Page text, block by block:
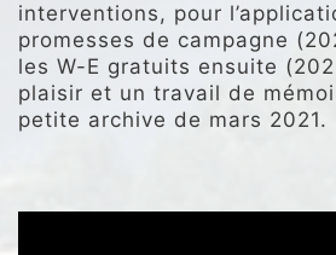
interventions, pour
promesses de campagne
les W-E gratuits ensuite
plaisir et un travail de
petite archive de mars 2021.